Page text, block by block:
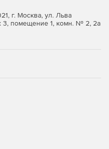
теперь стал еще более
мастеринга
мастер-помощник
была значительно
что позволяет
г. Москва, ул. Льва
3, помещение 1, комн. № 2, 2а